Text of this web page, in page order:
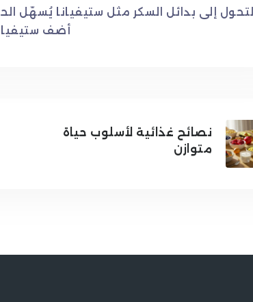
التحول إلى بدائل السكر مثل ستيفيانا يُسهّل
أضف
نصائح غذائية لأسلوب حياة
متوازن